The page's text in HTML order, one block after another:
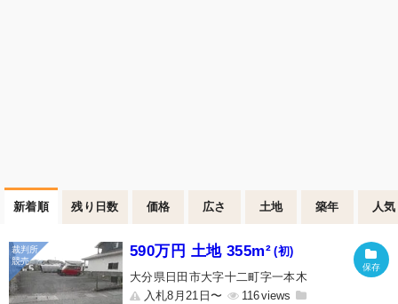
新着順 残り日数 価格 広さ 土地 築年 人気
590万円 土地 355m² (初)
大分県日田市大字十二町字一本木
入札8月21日〜
116